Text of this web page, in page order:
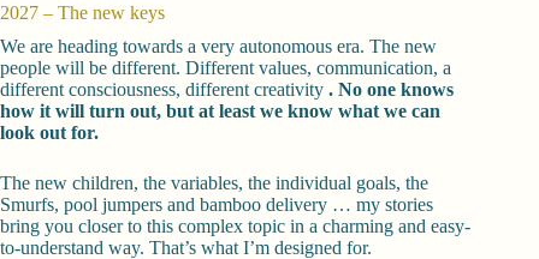
2027 – The new keys
We are heading towards a very autonomous era. The new
people will be different. Different values, communication, a
different consciousness, different creativity . No one knows
how it will turn out, but at least we know what we can
look out for.
The new children, the variables, the individual goals, the
Smurfs, pool jumpers and bamboo delivery … my stories
bring you closer to this complex topic in a charming and easy-
to-understand way. That’s what I’m designed for.